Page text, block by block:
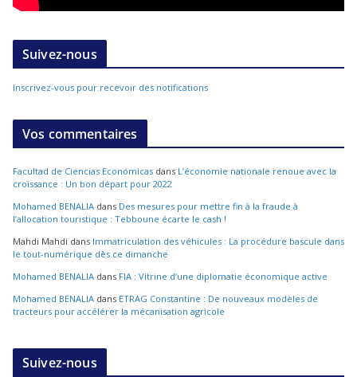
Suivez-nous
Inscrivez-vous pour recevoir des notifications
Vos commentaires
Facultad de Ciencias Económicas dans L’économie nationale renoue avec la
croissance : Un bon départ pour 2022
Mohamed BENALIA dans Des mesures pour mettre fin à la fraude à
l’allocation touristique : Tebboune écarte le cash !
Mahdi Mahdi dans Immatriculation des véhicules : La procédure bascule dans
le tout-numérique dès ce dimanche
Mohamed BENALIA dans FIA : Vitrine d’une diplomatie économique active
Mohamed BENALIA dans ETRAG Constantine : De nouveaux modèles de
tracteurs pour accélérer la mécanisation agricole
Suivez-nous